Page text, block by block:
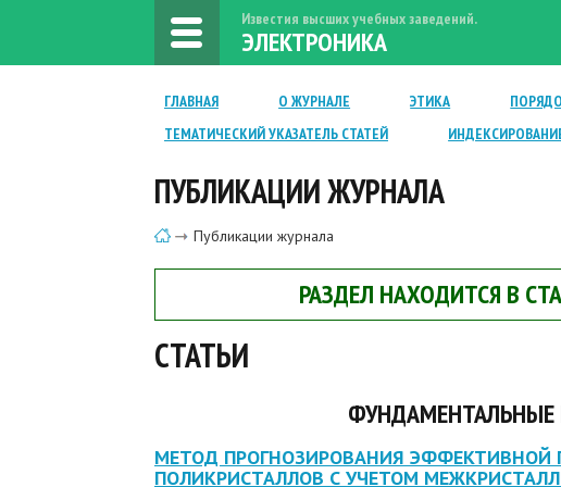
Известия высших учебных заведений.
ЭЛЕКТРОНИКА
ГЛАВНАЯ О ЖУРНАЛЕ ЭТИКА
ТЕМАТИЧЕСКИЙ УКАЗАТЕЛЬ СТАТЕЙ
ПУБЛИКАЦИИ ЖУРНАЛА
Публикации журнала
РАЗДЕЛ НАХОДИТСЯ В
СТАТЬИ
ФУНДАМЕНТАЛЬНЫЕ
МЕТОД ПРОГНОЗИРОВАНИЯ
ПОЛИКРИСТАЛЛОВ С УЧЕТОМ